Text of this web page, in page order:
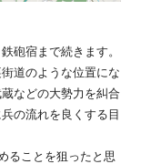
砲宿まで続きます。
道のような位置にな
などの大勢力を糾合
の流れを良くする目
ることを狙ったと思